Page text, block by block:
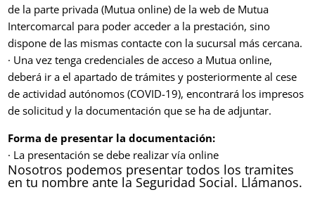
de la parte privada (Mutua online) de la web de Mutua
Intercomarcal para poder acceder a la prestación, sino
dispone de las mismas contacte con la sucursal más cercana.
· Una vez tenga credenciales de acceso a Mutua online,
deberá ir a el apartado de trámites y posteriormente al cese
de actividad autónomos (COVID-19), encontrará los impresos
de solicitud y la documentación que se ha de adjuntar.
Forma de presentar la documentación:
· La presentación se debe realizar vía online
Nosotros podemos presentar todos los tramites
en tu nombre ante la Seguridad Social. Llámanos.